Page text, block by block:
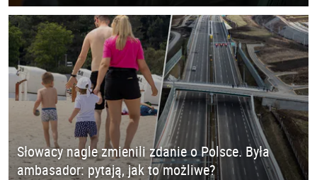
Słowacy nagle zmienili zdanie o Polsce. Była
ambasador: pytają, jak to możliwe?